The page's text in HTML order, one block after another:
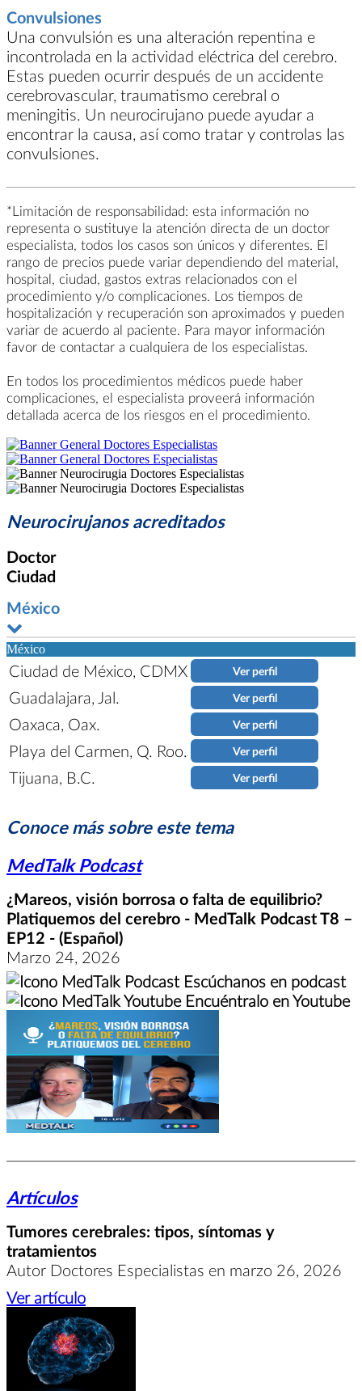
Convulsiones
Una convulsión es una alteración repentina e
incontrolada en la actividad eléctrica del cerebro.
Estas pueden ocurrir después de un accidente
cerebrovascular, traumatismo cerebral o
meningitis. Un neurocirujano puede ayudar a
encontrar la causa, así como tratar y controlas las
convulsiones.
*Limitación de responsabilidad: esta información no
representa o sustituye la atención directa de un doctor
especialista, todos los casos son únicos y diferentes. El
rango de precios puede variar dependiendo del material,
hospital, ciudad, gastos extras relacionados con el
procedimiento y/o complicaciones. Los tiempos de
hospitalización y recuperación son aproximados y pueden
variar de acuerdo al paciente. Para mayor información
favor de contactar a cualquiera de los especialistas.
En todos los procedimientos médicos puede haber
complicaciones, el especialista proveerá información
detallada acerca de los riesgos en el procedimiento.
Neurocirujanos acreditados
Doctor
Ciudad
México
México
Ciudad de México, CDMX Ver perfil
Guadalajara, Jal. Ver perfil
Oaxaca, Oax. Ver perfil
Playa del Carmen, Q. Roo. Ver perfil
Tijuana, B.C. Ver perfil
Conoce más sobre este tema
MedTalk Podcast
¿Mareos, visión borrosa o falta de equilibrio?
Platiquemos del cerebro - MedTalk Podcast T8 –
EP12 - (Español)
Marzo 24, 2026
Escúchanos en podcast
Encuéntralo en Youtube
Artículos
Tumores cerebrales: tipos, síntomas y
tratamientos
Autor Doctores Especialistas en marzo 26, 2026
Ver artículo